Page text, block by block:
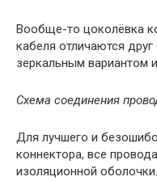
Вообще-то цоколёвка
кабеля отличаются
зеркальным вариантом
Схема соединения
Для лучшего и
коннектора, все
изоляционной